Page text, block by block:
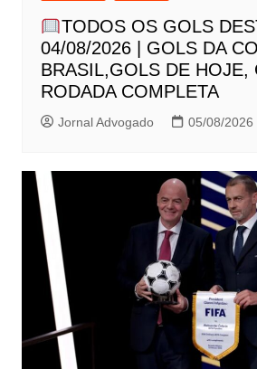
TODOS OS GOLS
04/08/2026 | GOLS DA
BRASIL,GOLS DE HOJE,
RODADA COMPLETA
Jornal Advogado 05/08/2026